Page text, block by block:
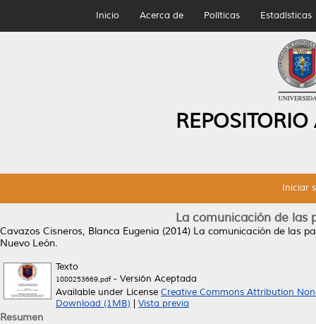
Inicio Acerca de Políticas Estadísticas
Iniciar
La comunicación de las
Cavazos Cisneros, Blanca Eugenia (2014) La comunicación de las
Nuevo León.
Texto
1080253669.pdf- Versión Aceptada
Available under License Creative Commons Attribution
Download (1MB)
Vista previa
Resumen